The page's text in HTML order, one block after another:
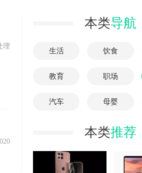
理
本类导航
生活 饮食
教育 职场
汽车 母婴
本类推荐